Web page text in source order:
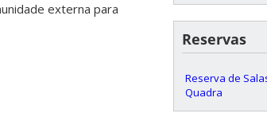
externa para
Reservas
Reserva de
Quadra